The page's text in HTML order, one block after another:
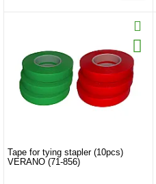
Tape for tying stapler (10pcs)
VERANO (71-856)